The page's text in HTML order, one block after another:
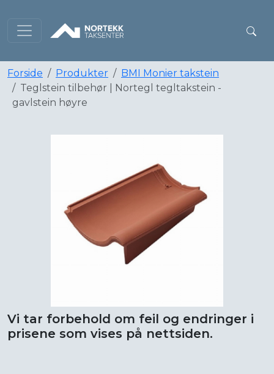
Forside Produkter
BMI Monier takstein
Teglstein tilbehør | Nortegl tegltakstein -
gavlstein høyre
Vi tar forbehold om feil og endringer i
prisene som vises på nettsiden.